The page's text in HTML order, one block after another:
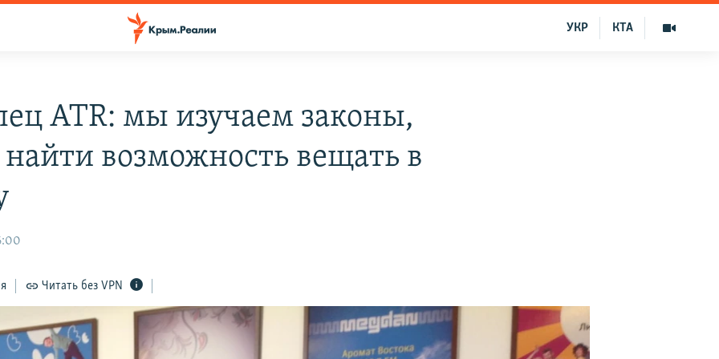
КТА
УКР
ATR: мы изучаем законы,
возможность вещать в
Читать без VPN